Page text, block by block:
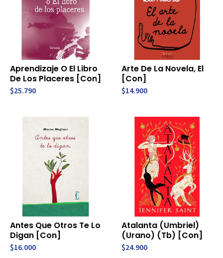
Aprendizaje O El Libro
De Los Placeres [Con]
$25.790
Arte De La Novela, El
[Con]
$14.900
Antes Que Otros Te Lo
Digan [Con]
$16.000
Atalanta (Umbriel)
(Urano) (Tb) [Con]
$24.900